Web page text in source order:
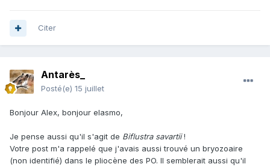
Citer
Antarès_
Posté(e) 15 juillet
Bonjour Alex, bonjour elasmo,
Je pense aussi qu'il s'agit de Biflustra savartii!
Votre post m'a rappelé que j'avais aussi trouvé un bryozoaire
(non identifié) dans le pliocène des PO. Il semblerait aussi qu'il